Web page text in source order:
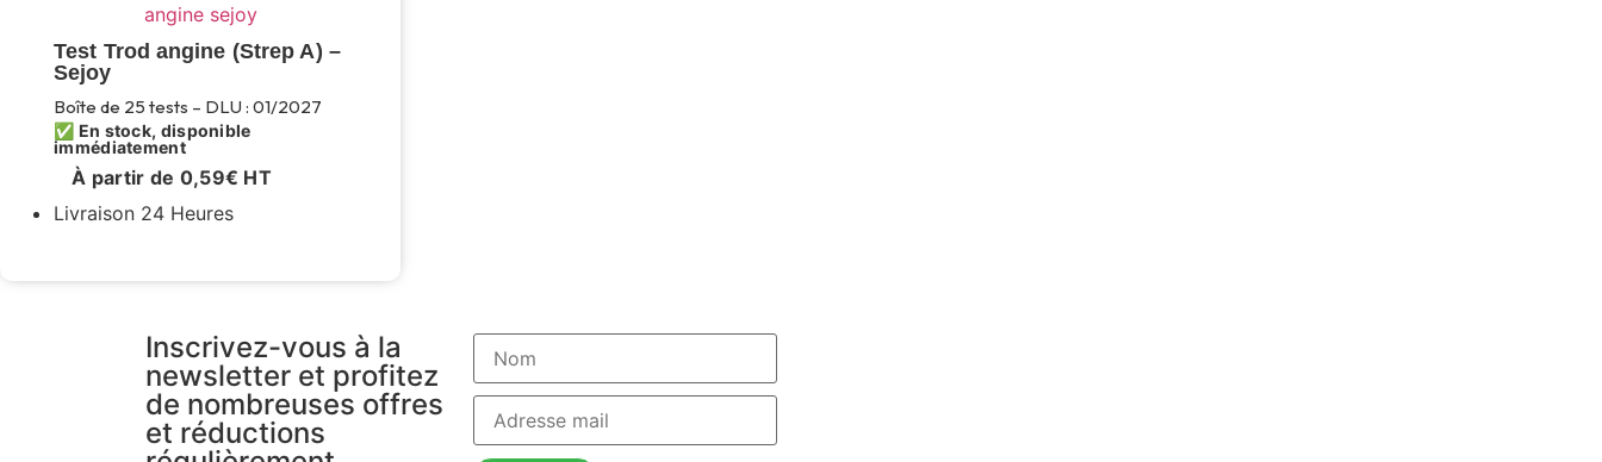
Test Trod angine (Strep A) –
Sejoy
Boîte de 25 tests – DLU : 01/2027
✅ En stock, disponible
immédiatement
À partir de 0,59€ HT
Livraison 24 Heures
Inscrivez-vous à la
newsletter et profitez
de nombreuses offres
et réductions